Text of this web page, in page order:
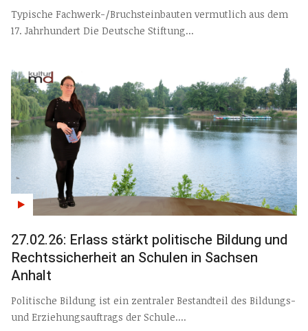
Typische Fachwerk-/Bruchsteinbauten vermutlich aus dem
17. Jahrhundert Die Deutsche Stiftung...
27.02.26: Erlass stärkt politische Bildung und
Rechtssicherheit an Schulen in Sachsen
Anhalt
Politische Bildung ist ein zentraler Bestandteil des Bildungs-
und Erziehungsauftrags der Schule....